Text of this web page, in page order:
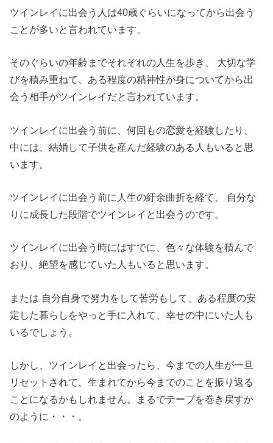
ツインレイに出会う人は40歳ぐらいになってから出会う
ことが多いと言われています。
そのぐらいの年齢までそれぞれの人生を歩き、 大切な学
びを積み重ねて、ある程度の精神性が身についてから出
会う相手がツインレイだと言われています。
ツインレイに出会う前に、何回もの恋愛を経験したり、
中には、結婚して子供を産んだ経験のある人もいると思
います。
ツインレイに出会う前に人生の紆余曲折を経て、 自分な
りに成長した段階でツインレイと出会うのです。
ツインレイに出会う時にはすでに、色々な体験を積んで
おり、絶望を感じていた人もいると思います。
または 自分自身で努力をして苦労もして、ある程度の安
定した暮らしをやっと手に入れて、幸せの中にいた人も
いるでしょう。
しかし、ツインレイと出会ったら、今までの人生が一旦
リセットされて、生まれてから今までのことを振り返る
ことになるかもしれません。まるでテープを巻き戻すか
のように・・・。